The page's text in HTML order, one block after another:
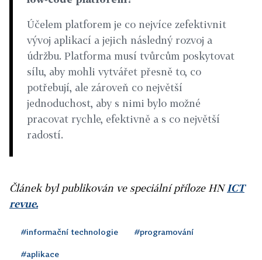
Účelem platforem je co nejvíce zefektivnit
vývoj aplikací a jejich následný rozvoj a
údržbu. Platforma musí tvůrcům poskytovat
sílu, aby mohli vytvářet přesně to, co
potřebují, ale zároveň co největší
jednoduchost, aby s nimi bylo možné
pracovat rychle, efektivně a s co největší
radostí.
Článek byl publikován ve speciální příloze HNICT
revue.
#informační technologie #programování
#aplikace